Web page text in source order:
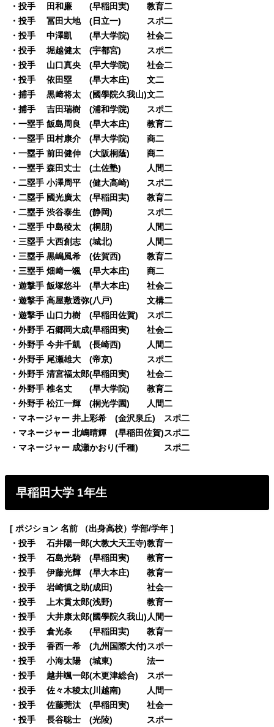
・投手 田和廉 (早稲田実) 教育二
・投手 冨田大地 (日立一) スポ二
・投手 中澤凱 (早大学院) 社会二
・投手 堀越健太 (宇都宮) スポ二
・投手 山口真央 (早大学院) 社会二
・投手 依田塁 (早大本庄) 文二
・捕手 黒﨑将太 (國學院久我山)文二
・捕手 吉田瑞樹 (浦和学院) スポ二
・一塁手 飯島周良 (早大本庄) 教育二
・一塁手 田村康介 (早大学院) 商二
・一塁手 前田健伸 (大阪桐蔭) 商二
・一塁手 森田丈士 (土佐塾) 人間二
・二塁手 小澤周平 (健大高崎) スポ二
・二塁手 國光廣太 (早稲田実) 教育二
・二塁手 渋谷泰生 (静岡) スポ二
・二塁手 中島稜太 (桐朋) 人間二
・三塁手 大西創志 (城北) 人間二
・三塁手 黒嶋風希 (佐賀西) 教育二
・三塁手 畑﨑一颯 (早大本庄) 商二
・遊撃手 飯塚悠斗 (早大本庄) 社会二
・遊撃手 高屋敷透弥(八戸) 文構二
・遊撃手 山口力樹 (早稲田佐賀) スポ二
・外野手 石郷岡大成(早稲田実) 社会二
・外野手 今井千凱 (長崎西) 人間二
・外野手 尾瀬雄大 (帝京) スポ二
・外野手 清宮福太郎(早稲田実) 社会二
・外野手 椎名丈 (早大学院) 教育二
・外野手 松江一輝 (桐光学園) 人間二
・マネージャー 井上彩希 (金沢泉丘) スポ二
・マネージャー 北嶋晴輝 (早稲田佐賀)スポ二
・マネージャー 成瀬かおり(千種) スポ二
早稲田大学 1年生
[ ポジション 名前 （出身高校）学部/学年 ]
・投手 石井陽一郎(大教大天王寺)教育一
・投手 石島光騎 (早稲田実) 教育一
・投手 伊藤光輝 (早大本庄) 教育一
・投手 岩崎慎之助(成田) 社会一
・投手 上木貫太郎(浅野) 教育一
・投手 大井康太郎(國學院久我山)人間一
・投手 倉光条 (早稲田実) 教育一
・投手 香西一希 (九州国際大付)スポ一
・投手 小海太陽 (城東) 法一
・投手 越井颯一郎(木更津総合) スポ一
・投手 佐々木稜太(川越南) 人間一
・投手 佐藤莞汰 (早稲田実) 社会一
・投手 長谷聡士 (光陵) スポ一